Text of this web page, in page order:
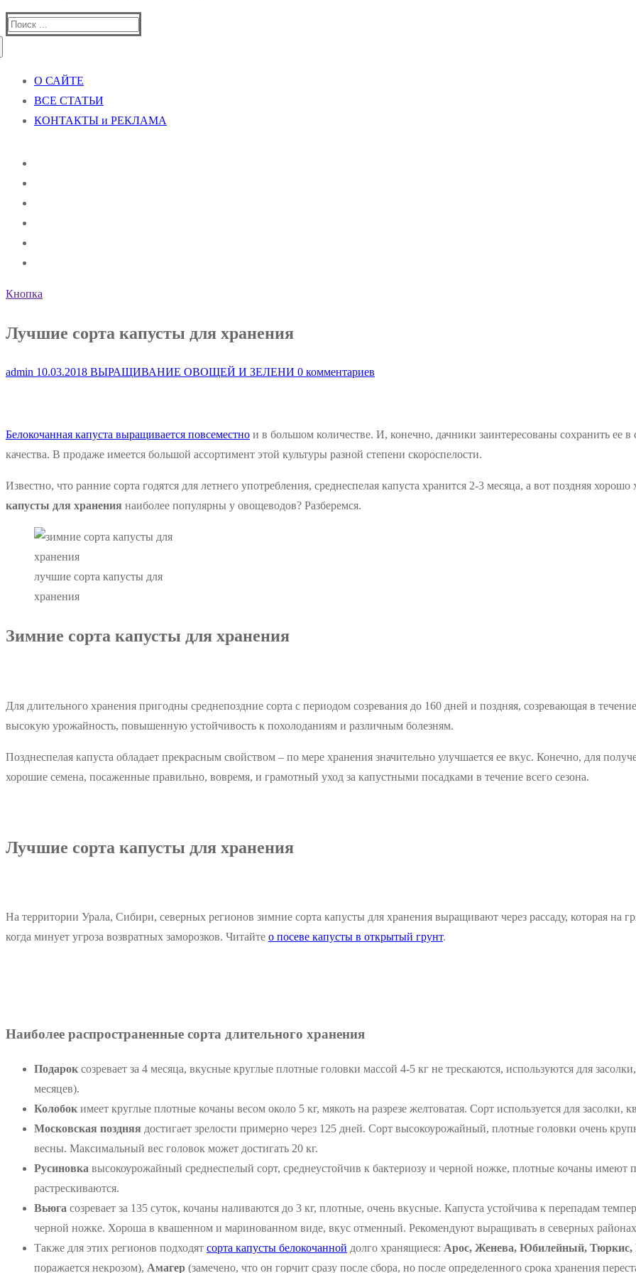
Найти:
О САЙТЕ
ВСЕ СТАТЬИ
КОНТАКТЫ и РЕКЛАМА
Кнопка
Лучшие сорта капусты для хранения
admin 10.03.2018 ВЫРАЩИВАНИЕ ОВОЩЕЙ И ЗЕЛЕНИ 0 комментариев
Белокочанная капуста выращивается повсеместно и в большом количестве. И, конечно, дачники заинтересованы сохранить ее
качества. В продаже имеется большой ассортимент этой культуры разной степени скороспелости.
Известно, что ранние сорта годятся для летнего употребления, среднеспелая капуста хранится 2-3 месяца, а вот поздняя
капусты для хранения наиболее популярны у овощеводов? Разберемся.
лучшие сорта капусты для
хранения
Зимние сорта капусты для хранения
Для длительного хранения пригодны среднепоздние сорта с периодом созревания до 160 дней и поздняя, созревающая в
высокую урожайность, повышенную устойчивость к похолоданиям и различным болезням.
Позднеспелая капуста обладает прекрасным свойством – по мере хранения значительно улучшается ее вкус. Конечно, для
хорошие семена, посаженные правильно, вовремя, и грамотный уход за капустными посадками в течение всего сезона.
Лучшие сорта капусты для хранения
На территории Урала, Сибири, северных регионов зимние сорта капусты для хранения выращивают через рассаду, которая на
когда минует угроза возвратных заморозков. Читайте о посеве капусты в открытый грунт.
Наиболее распространенные сорта длительного хранения
Подарок созревает за 4 месяца, вкусные круглые плотные головки массой 4-5 кг не трескаются, используются для
месяцев).
Колобок имеет круглые плотные кочаны весом около 5 кг, мякоть на разрезе желтоватая. Сорт используется для засолки,
Московская поздняя достигает зрелости примерно через 125 дней. Сорт высокоурожайный, плотные головки очень
весны. Максимальный вес головок может достигать 20 кг.
Русиновка высокоурожайный среднеспелый сорт, среднеустойчив к бактериозу и черной ножке, плотные кочаны
растрескиваются.
Вьюга созревает за 135 суток, кочаны наливаются до 3 кг, плотные, очень вкусные. Капуста устойчива к перепадам
черной ножке. Хороша в квашенном и маринованном виде, вкус отменный. Рекомендуют выращивать в северных
Также для этих регионов подходят сорта капусты белокочанной долго хранящиеся: Арос, Женева, Юбилейный,
поражается некрозом), Амагер (замечено, что он горчит сразу после сбора, но после определенного срока хранения